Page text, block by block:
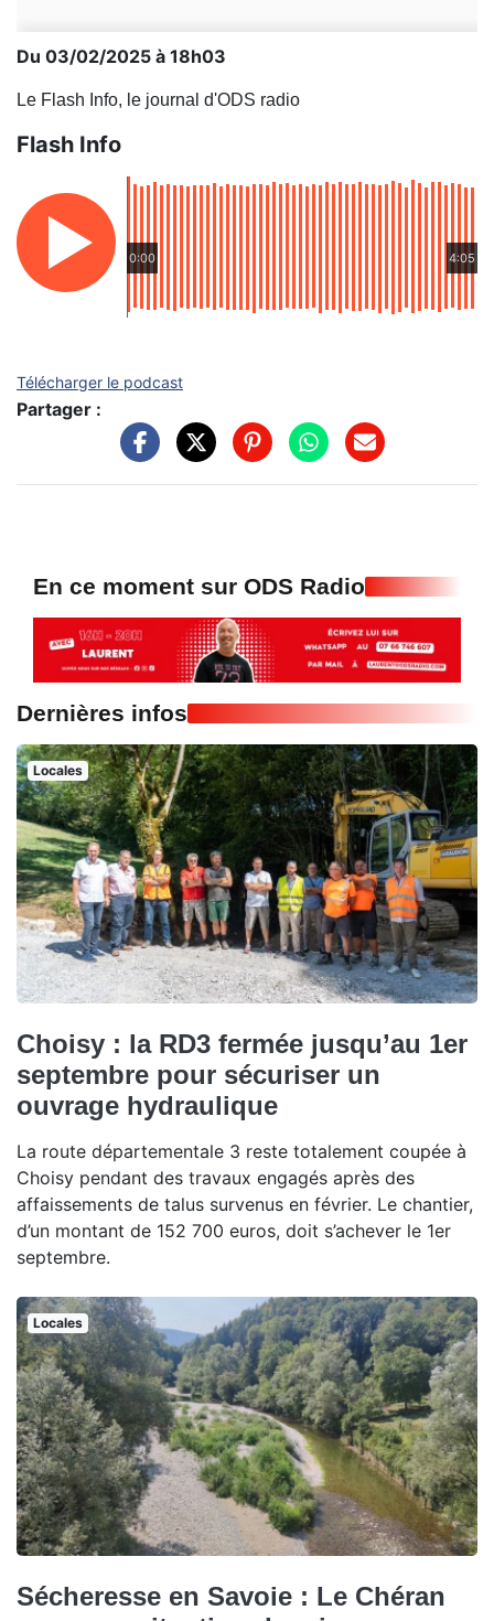
Du 03/02/2025 à 18h03
Le Flash Info, le journal d'ODS radio
Flash Info
0:00 4:05
Télécharger le podcast
Partager :
En ce moment sur ODS Radio
Dernières infos
Locales
Choisy : la RD3 fermée jusqu’au 1er
septembre pour sécuriser un
ouvrage hydraulique
La route départementale 3 reste totalement coupée à
Choisy pendant des travaux engagés après des
affaissements de talus survenus en février. Le chantier,
d’un montant de 152 700 euros, doit s’achever le 1er
septembre.
Locales
Sécheresse en Savoie : Le Chéran